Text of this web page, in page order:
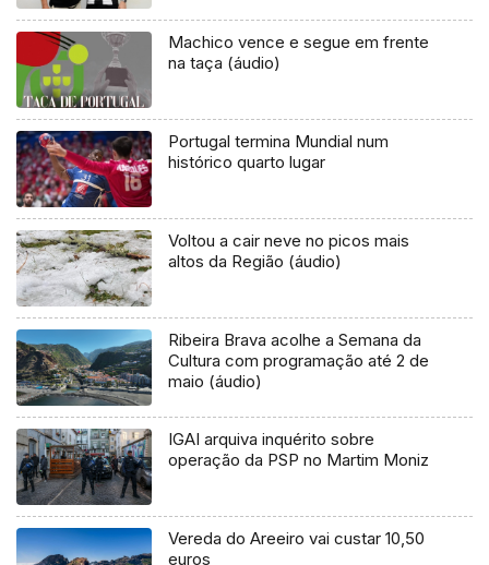
Machico vence e segue em frente
na taça (áudio)
Portugal termina Mundial num
histórico quarto lugar
Voltou a cair neve no picos mais
altos da Região (áudio)
Ribeira Brava acolhe a Semana da
Cultura com programação até 2 de
maio (áudio)
IGAI arquiva inquérito sobre
operação da PSP no Martim Moniz
Vereda do Areeiro vai custar 10,50
euros